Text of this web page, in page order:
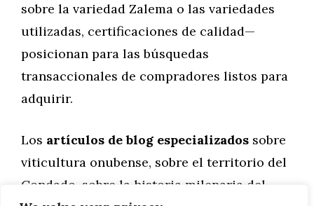
sobre la variedad Zalema o las variedades
utilizadas, certificaciones de calidad—
posicionan para las búsquedas
transaccionales de compradores listos para
adquirir.
Los artículos de blog especializados sobre
viticultura onubense, sobre el territorio del
Condado, sobre la historia milenaria del